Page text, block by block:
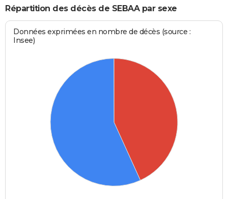
Répartition des décès de SEBAA par sexe
Données exprimées en nombre de décès (source :
Insee)